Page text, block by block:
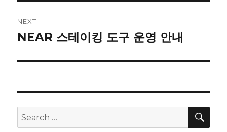
NEXT
Next
NEAR 스테이킹 도구 운영 안내
Search
for: